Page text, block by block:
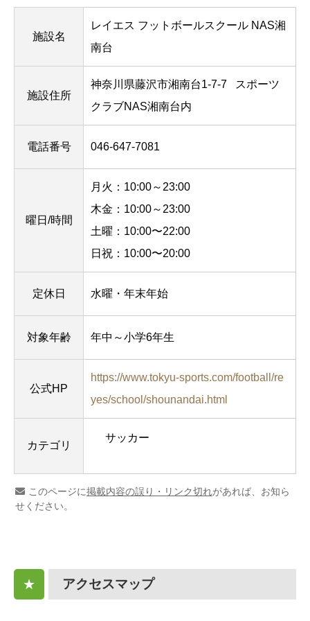
施設名
レイエス フットボールスクール NAS湘
南台
施設住所
神奈川県藤沢市湘南台1-7-7
スポーツ
クラブNAS湘南台内
電話番号 046‐647‐7081
曜日/時間
月火：10:00～23:00
木金：10:00～23:00
土曜：10:00〜22:00
日祝：10:00〜20:00
定休日 水曜・年末年始
対象年齢 年中～小学6年生
公式HP
https://www.tokyu-sports.com/football/re
yes/school/shounandai.html
カテゴリ
サッカー
このページに掲載内容の誤り・リンク切れがあれば、お知ら
せください。
★ アクセスマップ